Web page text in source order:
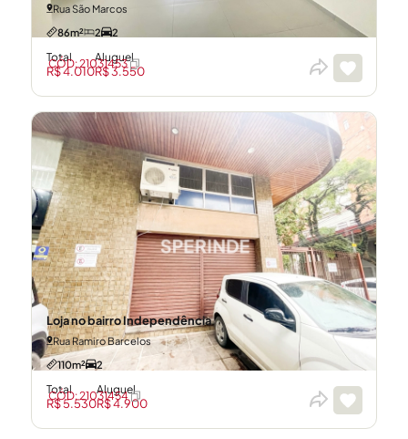
Rua São Marcos
86m²
2 2
Total
R$ 4.010
Aluguel
R$ 3.550
CÓD: 21031453
Loja no bairro Independência
Rua Ramiro Barcelos
110m²
2
Total
R$ 5.530
Aluguel
R$ 4.900
CÓD: 21031454